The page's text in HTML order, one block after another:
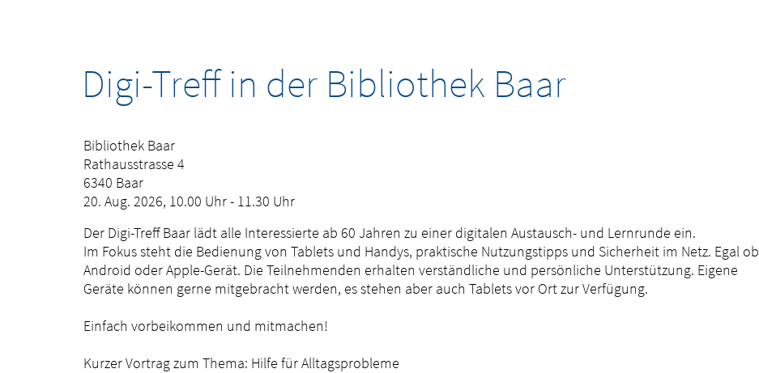
Digi-Treff in der Bibliothek Baar
Bibliothek Baar
Rathausstrasse 4
6340 Baar
20. Aug. 2026, 10.00 Uhr - 11.30 Uhr
Der Digi-Treff Baar lädt alle Interessierte ab 60 Jahren zu einer digitalen Austausch- und Lernrunde ein.
Im Fokus steht die Bedienung von Tablets und Handys, praktische Nutzungstipps und Sicherheit im Netz. Egal ob
Android oder Apple-Gerät. Die Teilnehmenden erhalten verständliche und persönliche Unterstützung. Eigene
Geräte können gerne mitgebracht werden, es stehen aber auch Tablets vor Ort zur Verfügung.
Einfach vorbeikommen und mitmachen!
Kurzer Vortrag zum Thema: Hilfe für Alltagsprobleme
Zugehörige Objekte